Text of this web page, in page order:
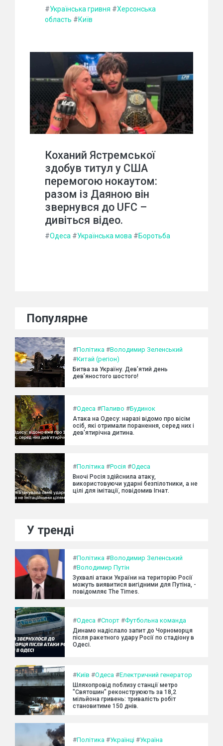
#Українська гривня #Херсонська
область #Київ
Коханий Ястремської
здобув титул у США
перемогою нокаутом:
разом із Даяною він
звернувся до UFC –
дивіться відео.
#Одеса #Українська мова #Боротьба
Популярне
#Політика #Володимир Зеленський
#Китай (регіон)
Битва за Україну. Дев’ятий день
дев’яностого шостого!
#Одеса #Паливо #Будинок
Атака на Одесу: наразі відомо про вісім
осіб, які отримали поранення, серед них і
дев'ятирічна дитина.
#Політика #Росія #Одеса
Вночі Росія здійснила атаку,
використовуючи ударні безпілотники, а не
цілі для імітації, повідомив Ігнат.
У тренді
#Політика #Володимир Зеленський
#Володимир Путін
Зухвалі атаки України на територію Росії
можуть виявитися вигідними для Путіна, -
повідомляє The Times.
#Одеса #Спорт #Футбольна команда
Динамо надіслало запит до Чорноморця
після ракетного удару Росії по стадіону в
Одесі.
#Київ #Одеса #Електричний генератор
Шляхопровід поблизу станції метро
"Святошин" реконструюють за 18,2
мільйона гривень: тривалість робіт
становитиме 150 днів.
#Політика #Українці #Україна